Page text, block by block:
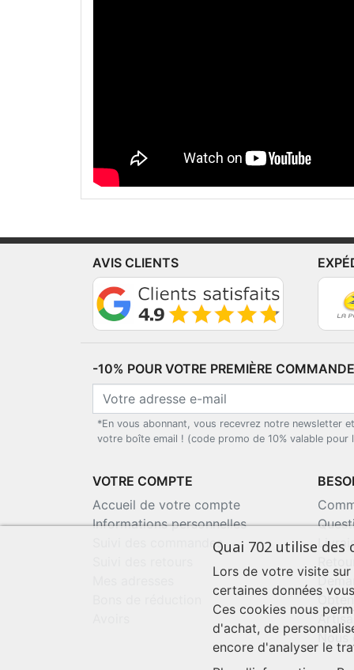
AVIS CLIENTS
-10% POUR VOTRE PREMIÈRE
*En vous abonnant, vous recevrez notre newsletter
votre boîte email ! (code promo de 10% valable pour
VOTRE COMPTE
Accueil de votre compte
Informations personnelles
Suivi des commandes
Nous
Quai 702 utilise des
Lors de votre visite
certaines données
Ces cookies nous
d'achat, de
encore d'analyser le